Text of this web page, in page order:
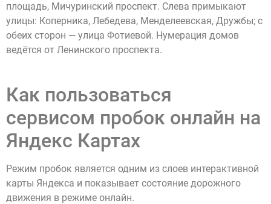
площадь, Мичуринский проспект. Слева примыкают
улицы: Коперника, Лебедева, Менделеевская, Дружбы; с
обеих сторон — улица Фотиевой. Нумерация домов
ведётся от Ленинского проспекта.
Как пользоваться
сервисом пробок онлайн на
Яндекс Картах
Режим пробок является одним из слоев интерактивной
карты Яндекса и показывает состояние дорожного
движения в режиме онлайн.